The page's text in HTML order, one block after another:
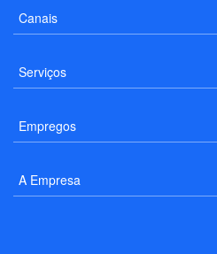
Canais
Serviços
Empregos
A Empresa